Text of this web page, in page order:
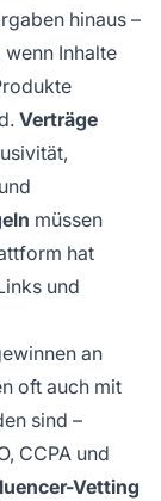
hinaus –
wenn Inhalte
Verträge
müssen
hat
und
an
oft auch mit
sind –
CCPA und
Vetting